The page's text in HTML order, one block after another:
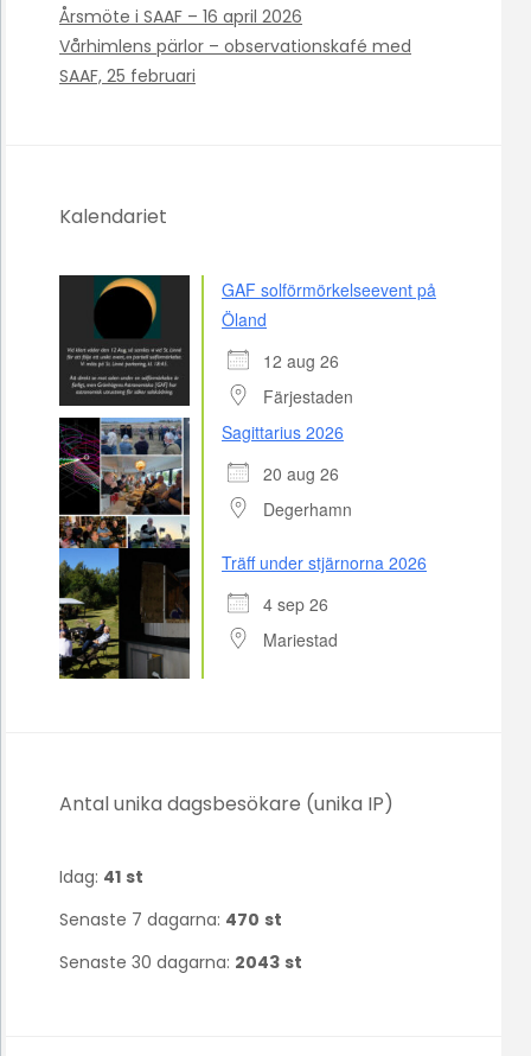
Årsmöte i SAAF – 16 april 2026
Vårhimlens pärlor – observationskafé med
SAAF, 25 februari
Kalendariet
GAF solförmörkelseevent på
Öland
12 aug 26
Färjestaden
Sagittarius 2026
20 aug 26
Degerhamn
Träff under stjärnorna 2026
4 sep 26
Mariestad
Antal unika dagsbesökare (unika IP)
Idag: 41 st
Senaste 7 dagarna: 470 st
Senaste 30 dagarna: 2043 st